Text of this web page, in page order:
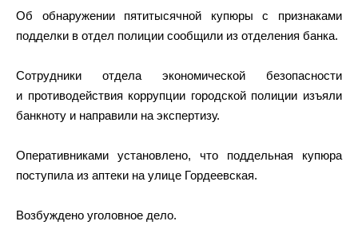
Об обнаружении пятитысячной купюры с признаками
подделки в отдел полиции сообщили из отделения банка.
Сотрудники отдела экономической безопасности
и противодействия коррупции городской полиции изъяли
банкноту и направили на экспертизу.
Оперативниками установлено, что поддельная купюра
поступила из аптеки на улице Гордеевская.
Возбуждено уголовное дело.